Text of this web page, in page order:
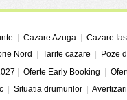
Cazare Azuga Cazare
Nord
Tarife cazare
Poze
Oferte Early Booking
Situatia drumurilor